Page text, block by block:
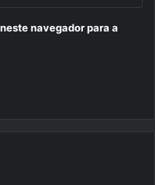
navegador para a